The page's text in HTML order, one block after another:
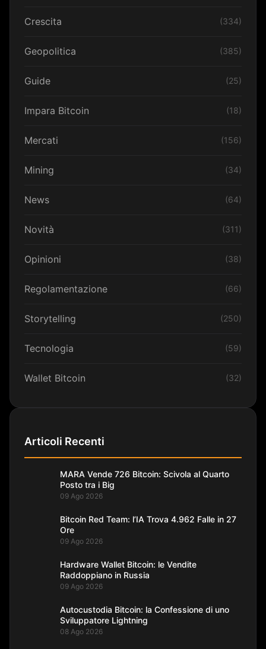
Crescita (334)
Geopolitica (385)
Guide (25)
Impara Bitcoin (18)
Mercati (156)
Mining (34)
News (64)
Novità (311)
Opinioni (38)
Regolamentazione (66)
Storytelling (250)
Tecnologia (59)
Wallet Bitcoin (32)
Articoli Recenti
MARA Vende 726 Bitcoin: Scivola al Quarto
Posto tra i Big
09 Ago 2026
Bitcoin Red Team: l’IA Trova 4.962 Falle in 27
Ore
09 Ago 2026
Hardware Wallet Bitcoin: le Vendite
Raddoppiano in Russia
09 Ago 2026
Autocustodia Bitcoin: la Confessione di uno
Sviluppatore Lightning
08 Ago 2026